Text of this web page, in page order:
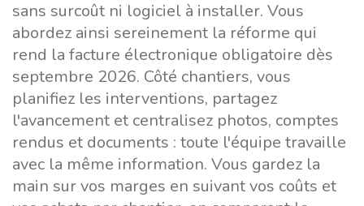
sans surcoût ni logiciel à installer. Vous
abordez ainsi sereinement la réforme qui
rend la facture électronique obligatoire dès
septembre 2026. Côté chantiers, vous
planifiez les interventions, partagez
l'avancement et centralisez photos, comptes
rendus et documents : toute l'équipe travaille
avec la même information. Vous gardez la
main sur vos marges en suivant vos coûts et